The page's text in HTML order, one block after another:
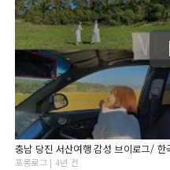
충남 당진 서산여행 감성 브이로그/ 한
포롱로그 | 4년 전